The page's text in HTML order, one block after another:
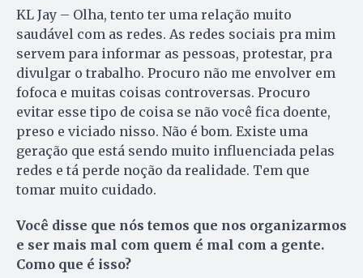
KL Jay – Olha, tento ter uma relação muito
saudável com as redes. As redes sociais pra mim
servem para informar as pessoas, protestar, pra
divulgar o trabalho. Procuro não me envolver em
fofoca e muitas coisas controversas. Procuro
evitar esse tipo de coisa se não você fica doente,
preso e viciado nisso. Não é bom. Existe uma
geração que está sendo muito influenciada pelas
redes e tá perde noção da realidade. Tem que
tomar muito cuidado.
Você disse que nós temos que nos organizarmos
e ser mais mal com quem é mal com a gente.
Como que é isso?